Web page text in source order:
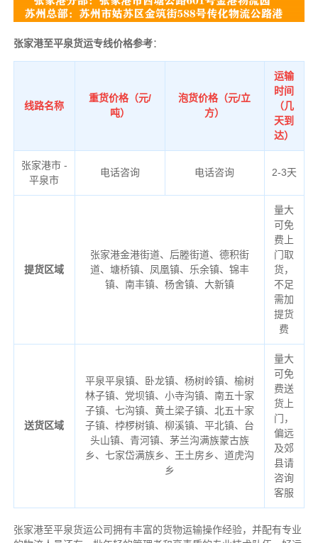
张家港至平泉货运专线价格参考：
线路名称
重货价格（元/
吨）
泡货价格（元/立
方）
运输
时间
（几
天到
达）
张家港市 -
平泉市
电话咨询 电话咨询 2-3天
提货区域
张家港金港街道、后塍街道、德积街
道、塘桥镇、凤凰镇、乐余镇、锦丰
镇、南丰镇、杨舍镇、大新镇
量大
可免
费上
门取
货，
不足
需加
提货
费
送货区域
平泉平泉镇、卧龙镇、杨树岭镇、榆树
林子镇、党坝镇、小寺沟镇、南五十家
子镇、七沟镇、黄土梁子镇、北五十家
子镇、桲椤树镇、柳溪镇、平北镇、台
头山镇、青河镇、茅兰沟满族蒙古族
乡、七家岱满族乡、王土房乡、道虎沟
乡
量大
可免
费送
货上
门，
偏远
及郊
县请
咨询
客服
张家港至平泉货运公司拥有丰富的货物运输操作经验，并配有专业